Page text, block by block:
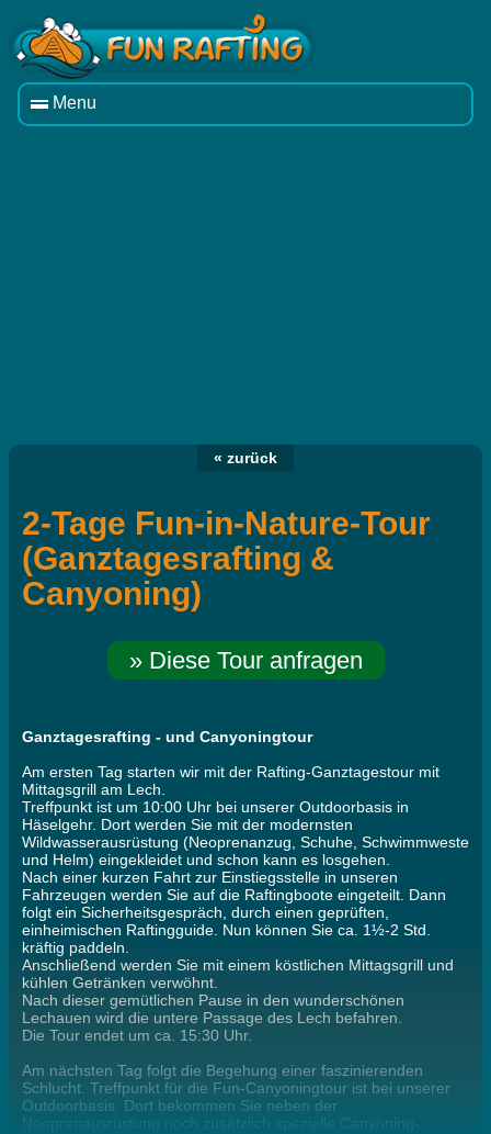
Menu
« zurück
2-Tage Fun-in-Nature-Tour
(Ganztagesrafting &
Canyoning)
» Diese Tour anfragen
Ganztagesrafting - und Canyoningtour
Am ersten Tag starten wir mit der Rafting-Ganztagestour mit
Mittagsgrill am Lech.
Treffpunkt ist um 10:00 Uhr bei unserer Outdoorbasis in
Häselgehr. Dort werden Sie mit der modernsten
Wildwasserausrüstung (Neoprenanzug, Schuhe, Schwimmweste
und Helm) eingekleidet und schon kann es losgehen.
Nach einer kurzen Fahrt zur Einstiegsstelle in unseren
Fahrzeugen werden Sie auf die Raftingboote eingeteilt. Dann
folgt ein Sicherheitsgespräch, durch einen geprüften,
einheimischen Raftingguide. Nun können Sie ca. 1½-2 Std.
kräftig paddeln.
Anschließend werden Sie mit einem köstlichen Mittagsgrill und
kühlen Getränken verwöhnt.
Nach dieser gemütlichen Pause in den wunderschönen
Lechauen wird die untere Passage des Lech befahren.
Die Tour endet um ca. 15:30 Uhr.
Am nächsten Tag folgt die Begehung einer faszinierenden
Schlucht. Treffpunkt für die Fun-Canyoningtour ist bei unserer
Outdoorbasis. Dort bekommen Sie neben der
Neoprenausrüstung noch zusätzlich spezielle Canyoning-